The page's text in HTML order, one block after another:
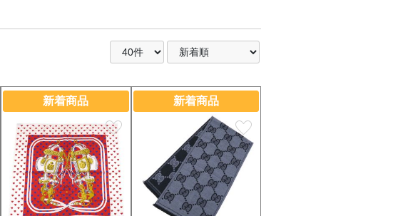
新着商品
favorite
新着商品
favorite